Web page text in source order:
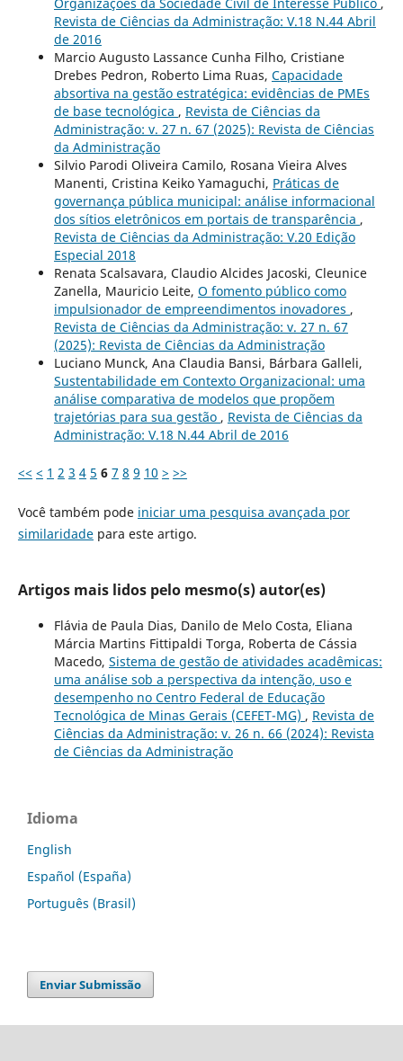
Organizações da Sociedade Civil de Interesse Público ,
Revista de Ciências da Administração: V.18 N.44 Abril
de 2016
Marcio Augusto Lassance Cunha Filho, Cristiane
Drebes Pedron, Roberto Lima Ruas, Capacidade
absortiva na gestão estratégica: evidências de PMEs
de base tecnológica , Revista de Ciências da
Administração: v. 27 n. 67 (2025): Revista de Ciências
da Administração
Silvio Parodi Oliveira Camilo, Rosana Vieira Alves
Manenti, Cristina Keiko Yamaguchi, Práticas de
governança pública municipal: análise informacional
dos sítios eletrônicos em portais de transparência ,
Revista de Ciências da Administração: V.20 Edição
Especial 2018
Renata Scalsavara, Claudio Alcides Jacoski, Cleunice
Zanella, Mauricio Leite, O fomento público como
impulsionador de empreendimentos inovadores ,
Revista de Ciências da Administração: v. 27 n. 67
(2025): Revista de Ciências da Administração
Luciano Munck, Ana Claudia Bansi, Bárbara Galleli,
Sustentabilidade em Contexto Organizacional: uma
análise comparativa de modelos que propõem
trajetórias para sua gestão , Revista de Ciências da
Administração: V.18 N.44 Abril de 2016
<< < 1 2 3 4 5 6 7 8 9 10 > >>
Você também pode iniciar uma pesquisa avançada por
similaridadepara este artigo.
Artigos mais lidos pelo mesmo(s) autor(es)
Flávia de Paula Dias, Danilo de Melo Costa, Eliana
Márcia Martins Fittipaldi Torga, Roberta de Cássia
Macedo, Sistema de gestão de atividades acadêmicas:
uma análise sob a perspectiva da intenção, uso e
desempenho no Centro Federal de Educação
Tecnológica de Minas Gerais (CEFET-MG) , Revista de
Ciências da Administração: v. 26 n. 66 (2024): Revista
de Ciências da Administração
Idioma
English
Español (España)
Português (Brasil)
Enviar Submissão